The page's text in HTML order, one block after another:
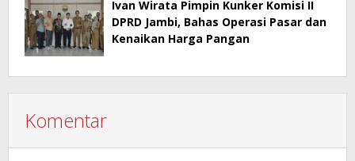
Ivan Wirata Pimpin Kunker Komisi II
DPRD Jambi, Bahas Operasi Pasar dan
Kenaikan Harga Pangan
Komentar